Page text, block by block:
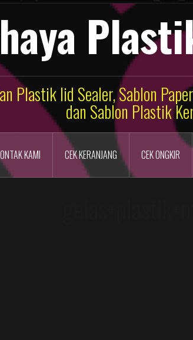
Plastik lid Sealer, Sablon
dan Sablon Plastik
KAMI CEK KERANJANG CEK ONGKIR